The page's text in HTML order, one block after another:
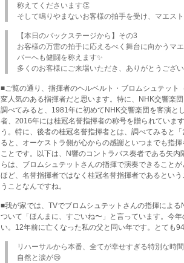
称えてくださいます👏
そして鳴りやまないお客様の拍手を受け、マエス
【本日のバックステージから】その3
お客様の万雷の拍手に応えるべく舞台に向かうマ
バーへも健闘を称えます✨
多くのお客様にご来場いただき、ありがとうござい
■ご覧の通り、指揮者のヘルベルト・ブロムシュテッ
変人気のある指揮者だと思います。特に、NHK交響楽
調べてみると、1981年に初めてNHK交響楽団を客演と
者、2016年には桂冠名誉指揮者の称号を贈られていま
う。特に、後者の桂冠名誉指揮者とは、調べてみると
ると、オーケストラ側が心からの感謝といつまでも指
ことです。以下は、N響のコントラバス奏者である矢
らは、ブロムシュテットさんの指揮で演奏できること
ほど、名誉指揮者ではなく桂冠名誉指揮者であるとい
うことなんですね。
■我が家では、TVでブロムシュテットさんの指揮によ
ついて「ほんまに、すごいね〜」と言っています。今
い。12年前に亡くなった私の父と同い年です。とても
リハーサルから本番、全てが幸せすぎる特別な時
自然と涙が😢